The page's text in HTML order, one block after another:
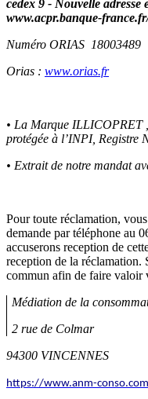
cedex 9 - Nouvelle
www.acpr.banque-
Numéro ORIAS 18003489
Orias : www.orias.fr
• La Marque ILLICOPRET
protégée à l’INPI, Registre
• Extrait de notre mandat
Pour toute réclamation,
demande par téléphone au
accuserons reception de
reception de la réclamation.
commun afin de faire valoir
Médiation de la
2 rue de Colmar
94300 VINCENNES
https://www.anm-